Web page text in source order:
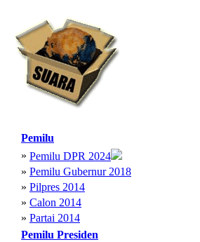
Pemilu
» Pemilu DPR 2024
» Pemilu Gubernur 2018
» Pilpres 2014
» Calon 2014
» Partai 2014
Pemilu Presiden